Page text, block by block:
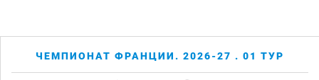
ЧЕМПИОНАТ ФРАНЦИИ. 2026-27 . 01 ТУР